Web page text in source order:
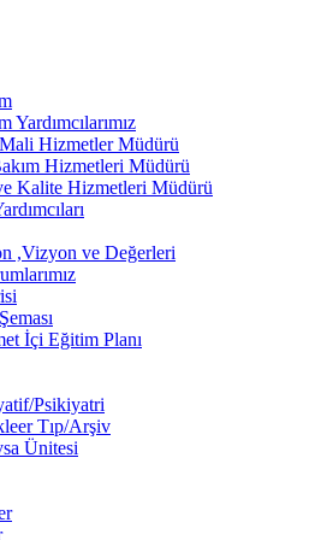
Yardımcılarımız
Hizmetler Müdürü
Hizmetleri Müdürü
Kalite Hizmetleri Müdürü
,Vizyon ve Değerleri
İçi Eğitim Planı
Psikiyatri
Tıp/Arşiv
Ünitesi